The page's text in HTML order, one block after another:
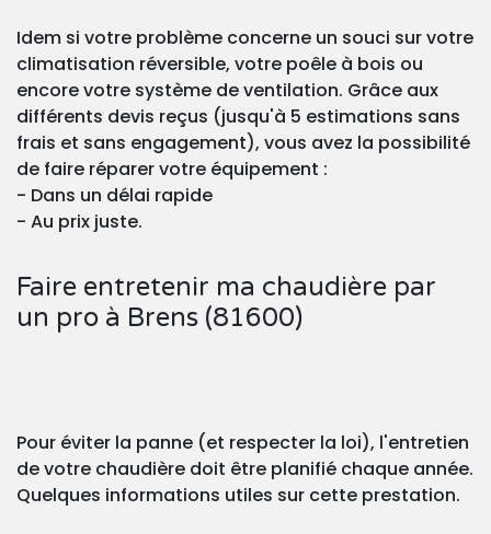
Idem si votre problème concerne un souci sur votre
climatisation réversible, votre poêle à bois ou
encore votre système de ventilation. Grâce aux
différents devis reçus (jusqu'à 5 estimations sans
frais et sans engagement), vous avez la possibilité
de faire réparer votre équipement :
- Dans un délai rapide
- Au prix juste.
Faire entretenir ma chaudière par
un pro à Brens (81600)
Pour éviter la panne (et respecter la loi), l'entretien
de votre chaudière doit être planifié chaque année.
Quelques informations utiles sur cette prestation.